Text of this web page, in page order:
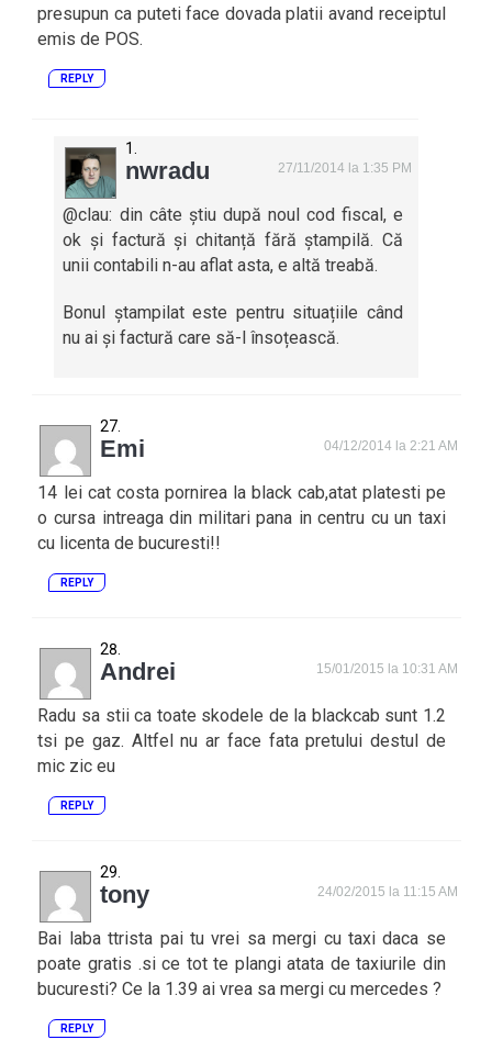
presupun ca puteti face dovada platii avand receiptul
emis de POS.
REPLY
nwradu 27/11/2014 la 1:35 PM
@clau: din câte știu după noul cod fiscal, e
ok și factură și chitanță fără ștampilă. Că
unii contabili n-au aflat asta, e altă treabă.
Bonul ștampilat este pentru situațiile când
nu ai și factură care să-l însoțească.
Emi 04/12/2014 la 2:21 AM
14 lei cat costa pornirea la black cab,atat platesti pe
o cursa intreaga din militari pana in centru cu un taxi
cu licenta de bucuresti!!
REPLY
Andrei 15/01/2015 la 10:31 AM
Radu sa stii ca toate skodele de la blackcab sunt 1.2
tsi pe gaz. Altfel nu ar face fata pretului destul de
mic zic eu
REPLY
tony 24/02/2015 la 11:15 AM
Bai laba ttrista pai tu vrei sa mergi cu taxi daca se
poate gratis .si ce tot te plangi atata de taxiurile din
bucuresti? Ce la 1.39 ai vrea sa mergi cu mercedes ?
REPLY